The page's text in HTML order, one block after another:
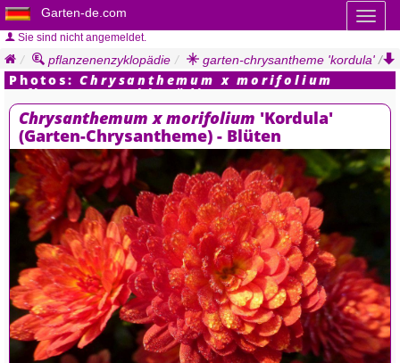
Garten-de.com
Sie sind nicht angemeldet.
pflanzenenzyklopädie garten-chrysantheme 'kordula' /
photos
Photos:Chrysanthemum x morifolium
(Pflanzen Enzyklopädie)
Chrysanthemum x morifolium 'Kordula'
(Garten-Chrysantheme) - Blüten